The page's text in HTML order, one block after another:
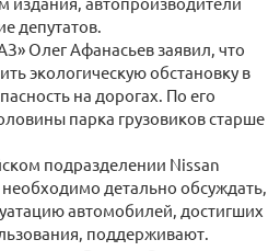
депутатов.
Олег Афанасьев заявил, что
экологическую обстановку в
на дорогах. По его
парка грузовиков старше
подразделении Nissan
необходимо детально обсуждать,
автомобилей, достигших
поддерживают.